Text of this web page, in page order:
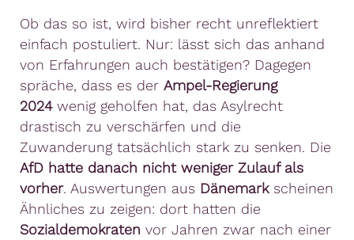
Ob das so ist, wird bisher recht unreflektiert
einfach postuliert. Nur: lässt sich das anhand
von Erfahrungen auch bestätigen? Dagegen
spräche, dass es der Ampel-Regierung
2024 wenig geholfen hat, das Asylrecht
drastisch zu verschärfen und die
Zuwanderung tatsächlich stark zu senken. Die
AfD hatte danach nicht weniger Zulauf als
vorher. Auswertungen aus Dänemarkscheinen
Ähnliches zu zeigen: dort hatten die
Sozialdemokraten vor Jahren zwar nach einer